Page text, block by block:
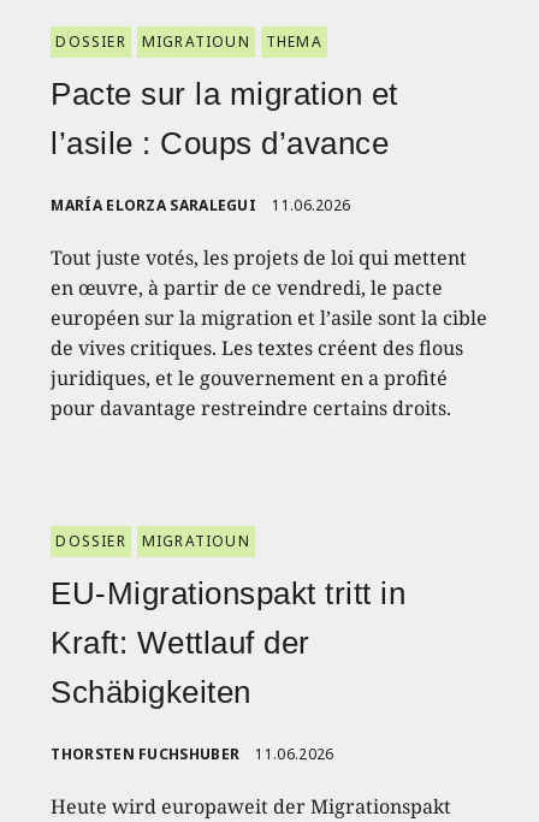
DOSSIER MIGRATIOUN THEMA
Pacte sur la migration et
l’asile : Coups d’avance
MARÍA ELORZA SARALEGUI 11.06.2026
Tout juste votés, les projets de loi qui mettent
en œuvre, à partir de ce vendredi, le pacte
européen sur la migration et l’asile sont la cible
de vives critiques. Les textes créent des flous
juridiques, et le gouvernement en a profité
pour davantage restreindre certains droits.
DOSSIER MIGRATIOUN
EU-Migrationspakt tritt in
Kraft: Wettlauf der
Schäbigkeiten
THORSTEN FUCHSHUBER 11.06.2026
Heute wird europaweit der Migrationspakt